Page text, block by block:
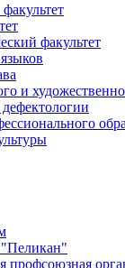
факультет
и
"Пеликан"
профсоюзная